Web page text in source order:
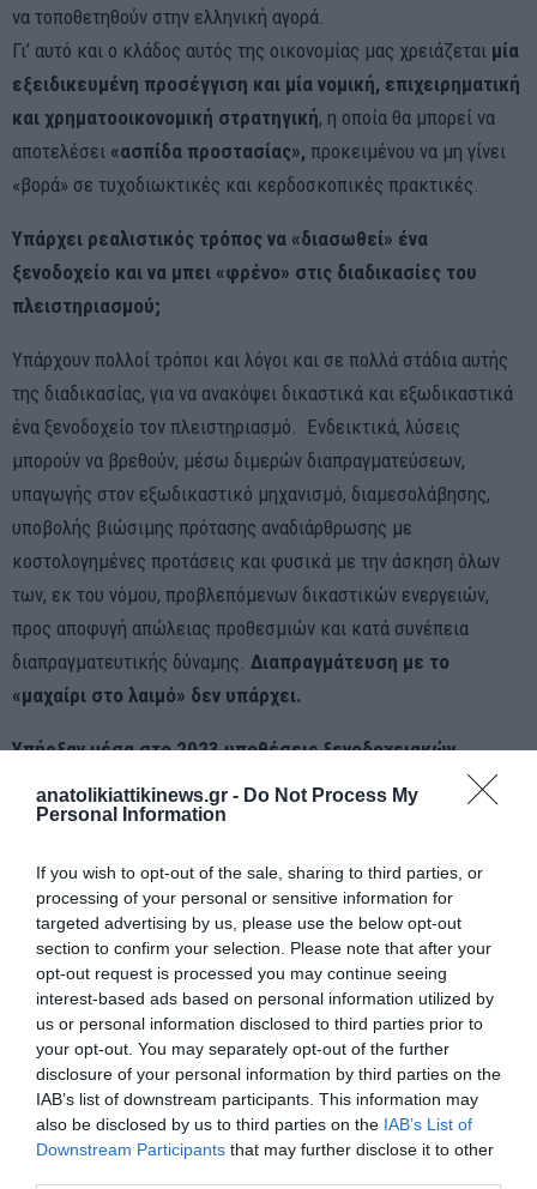
anatolikiattikinews.gr - Do Not Process My
Personal Information
If you wish to opt-out of the sale, sharing to third parties, or
processing of your personal or sensitive information for
targeted advertising by us, please use the below opt-out
section to confirm your selection. Please note that after your
opt-out request is processed you may continue seeing
interest-based ads based on personal information utilized by
us or personal information disclosed to third parties prior to
your opt-out. You may separately opt-out of the further
disclosure of your personal information by third parties on the
IAB’s list of downstream participants. This information may
also be disclosed by us to third parties on the IAB’s List of
Downstream Participants that may further disclose it to other
να τοποθετηθούν στην ελληνική αγορά.
Γι’ αυτό και ο κλάδος αυτός της οικονομίας μας χρειάζεται μία
εξειδικευμένη προσέγγιση και μία νομική, επιχειρηματική
και χρηματοοικονομική στρατηγική, η οποία θα μπορεί να
αποτελέσει «ασπίδα προστασίας», προκειμένου να μη γίνει
«βορά» σε τυχοδιωκτικές και κερδοσκοπικές πρακτικές.
Υπάρχει ρεαλιστικός τρόπος να «διασωθεί» ένα
ξενοδοχείο και να μπει «φρένο» στις διαδικασίες του
πλειστηριασμού;
Υπάρχουν πολλοί τρόποι και λόγοι και σε πολλά στάδια αυτής
της διαδικασίας, για να ανακόψει δικαστικά και εξωδικαστικά
ένα ξενοδοχείο τον πλειστηριασμό. Ενδεικτικά, λύσεις
μπορούν να βρεθούν, μέσω διμερών διαπραγματεύσεων,
υπαγωγής στον εξωδικαστικό μηχανισμό, διαμεσολάβησης,
υποβολής βιώσιμης πρότασης αναδιάρθρωσης με
κοστολογημένες προτάσεις και φυσικά με την άσκηση όλων
των, εκ του νόμου, προβλεπόμενων δικαστικών ενεργειών,
προς αποφυγή απώλειας προθεσμιών και κατά συνέπεια
διαπραγματευτικής δύναμης. Διαπραγμάτευση με το
«μαχαίρι στο λαιμό» δεν υπάρχει.
Υπήρξαν μέσα στο 2023 υποθέσεις ξενοδοχειακών
μονάδων που διαχειρίστηκαν τα γραφεία σας και
κατάφεραν να αποφύγουν τον πλειστηριασμό;
Φυσικά, υπήρξαν πολλές περιπτώσεις ξενοδοχειακών
επιχειρήσεων και επιχειρηματιών, αρκετές εκ των οποίων
αποτέλεσαν πρωτοσέλιδα, ότι κινδυνεύουν να
εκπλειστηριαστούν, αλλά με τις κατάλληλες ενέργειες,
αντιτάσσοντας, ενώπιον Δικαστηρίων, πλήθος ακυροτήτων και
καταχρηστικών πρακτικών, αφήνοντας πάντα ανοικτό τον
δίαυλο της επικοινωνίας με τους πιστωτές, έφεραν ως
αποτέλεσμα την ακύρωση όλων των μέχρι σήμερα
πλειστηριασμών που έχουμε χειριστεί και παράλληλα